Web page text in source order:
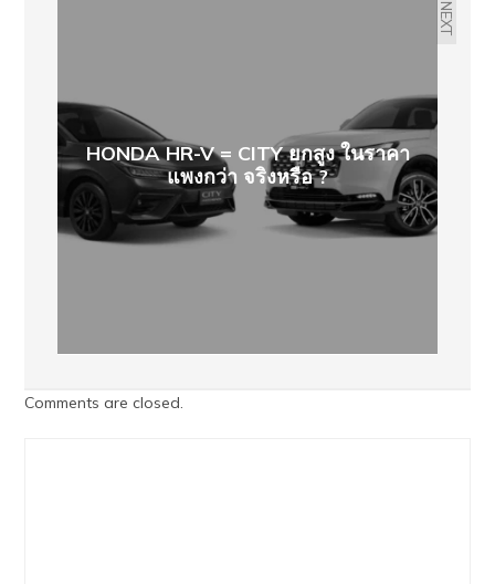
NEXT
HONDA HR-V = CITY ยกสูง ในราคา
แพงกว่า จริงหรือ ?
Comments are closed.